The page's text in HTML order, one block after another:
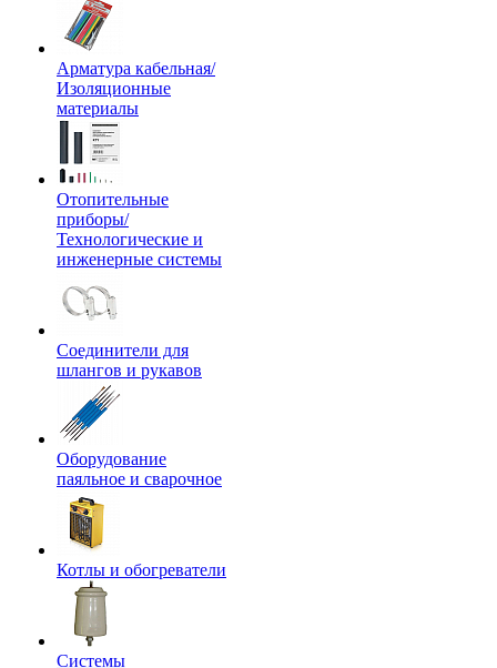
Арматура кабельная/
Изоляционные
материалы
Отопительные
приборы/
Технологические и
инженерные системы
Соединители для
шлангов и рукавов
Оборудование
паяльное и сварочное
Котлы и обогреватели
Системы